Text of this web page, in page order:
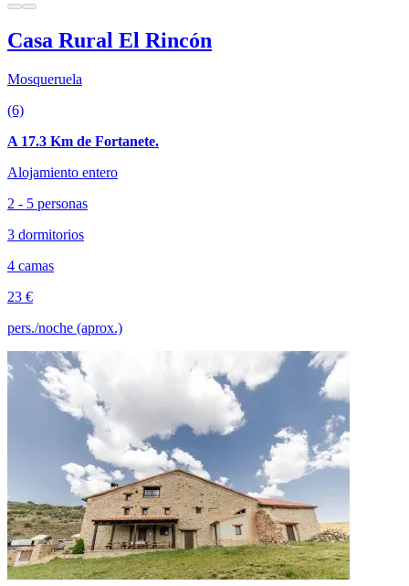
Casa Rural El Rincón
Mosqueruela
(6)
A 17.3 Km de Fortanete.
Alojamiento entero
2 - 5 personas
3 dormitorios
4 camas
23 €
pers./noche (aprox.)